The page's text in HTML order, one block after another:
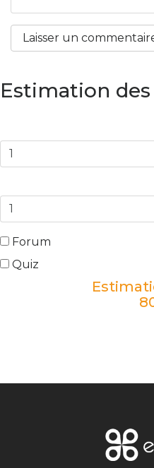
Estimation
Forum
Quiz